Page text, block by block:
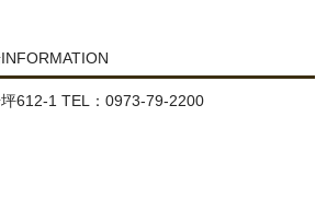
612-1 TEL：0973-79-2200